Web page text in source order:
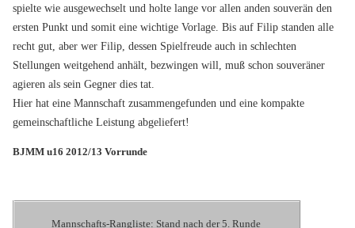
spielte wie ausgewechselt und holte lange vor allen anden souverän den
ersten Punkt und somit eine wichtige Vorlage. Bis auf Filip standen alle
recht gut, aber wer Filip, dessen Spielfreude auch in schlechten
Stellungen weitgehend anhält, bezwingen will, muß schon souveräner
agieren als sein Gegner dies tat.
Hier hat eine Mannschaft zusammengefunden und eine kompakte
gemeinschaftliche Leistung abgeliefert!
BJMM u16 2012/13 Vorrunde
Mannschafts-Rangliste: Stand nach der 5. Runde